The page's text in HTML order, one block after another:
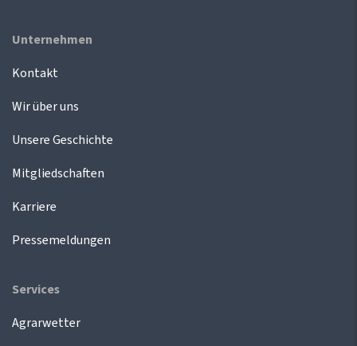
Unternehmen
Kontakt
Wir über uns
Unsere Geschichte
Mitgliedschaften
Karriere
Pressemeldungen
Services
Agrarwetter